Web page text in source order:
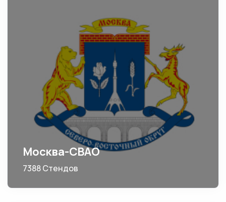
Москва-СВАО
7388 Стендов